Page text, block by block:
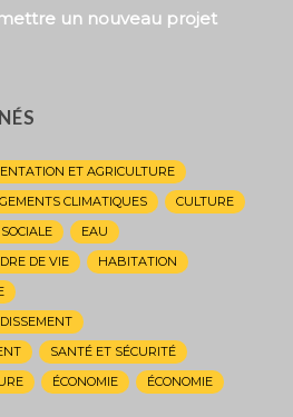
un nouveau projet
ET AGRICULTURE
CLIMATIQUES
CULTURE
EAU
DE VIE
HABITATION
SANTÉ ET SÉCURITÉ
ÉCONOMIE ÉCONOMIE